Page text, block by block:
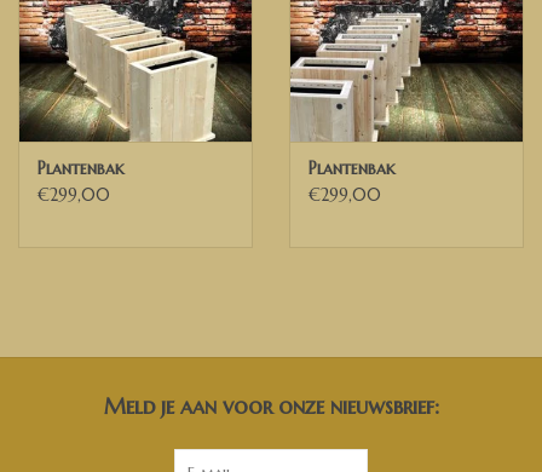
Opbergkisten
Zuilen & Pilaren
Plantenbak
€299,00
Plantenbak
€299,00
Meld je aan voor onze nieuwsbrief: